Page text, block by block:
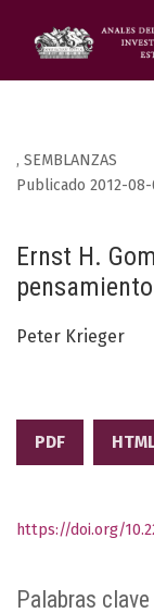
, SEMBLANZAS
Ernst H.
pensamiento
Publicado 2012-08-
Peter Krieger
PDF
Palabras clave
https://doi.org/